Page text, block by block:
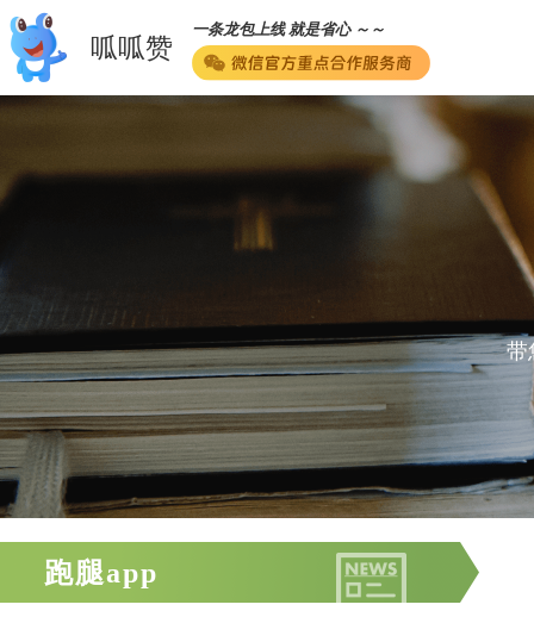
呱呱赞
一条龙包上线 就是省心 ～～
带
跑腿app